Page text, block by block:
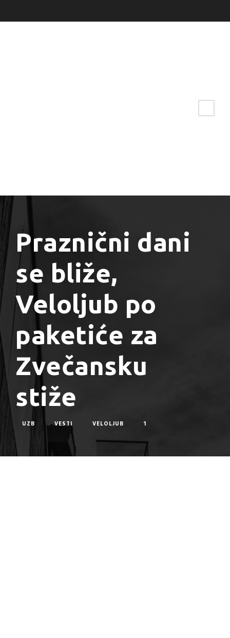
Praznični dani
se bliže,
Veloljub po
paketiće za
Zvečansku
stiže
UZB VESTI VELOLJUB 1